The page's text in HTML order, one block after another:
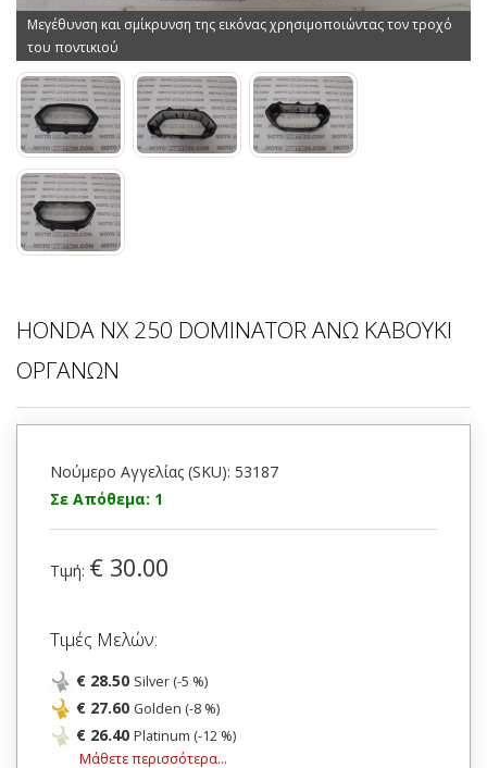
Μεγέθυνση και σμίκρυνση της εικόνας χρησιμοποιώντας τον τροχό
του ποντικιού
HONDA NX 250 DOMINATOR ΑΝΩ ΚΑΒΟΥΚΙ
ΟΡΓΑΝΩΝ
Νούμερο Αγγελίας (SKU): 53187
Σε Απόθεμα: 1
Τιμή: € 30.00
Τιμές Μελών:
€ 28.50 Silver (-5 %)
€ 27.60 Golden (-8 %)
€ 26.40 Platinum (-12 %)
Μάθετε περισσότερα...